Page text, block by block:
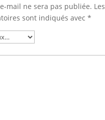
mail ne sera pas publiée. Les
sont indiqués avec *